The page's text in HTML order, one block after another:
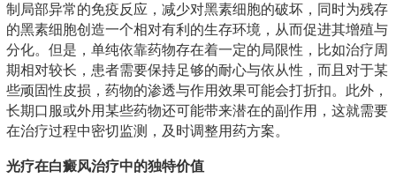
制局部异常的免疫反应，减少对黑素细胞的破坏，同时为残存
的黑素细胞创造一个相对有利的生存环境，从而促进其增殖与
分化。但是，单纯依靠药物存在着一定的局限性，比如治疗周
期相对较长，患者需要保持足够的耐心与依从性，而且对于某
些顽固性皮损，药物的渗透与作用效果可能会打折扣。此外，
长期口服或外用某些药物还可能带来潜在的副作用，这就需要
在治疗过程中密切监测，及时调整用药方案。
光疗在白癜风治疗中的独特价值